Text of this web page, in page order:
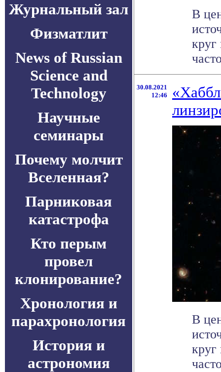
Журнальный зал
Физматлит
News of Russian
Science and
Technology
Научные
семинары
Почему молчит
Вселенная?
Парниковая
катастрофа
Кто перым
провел
клонирование?
Хронология и
парахронология
История и
астрономия
В
30.08.2021
12:46
В